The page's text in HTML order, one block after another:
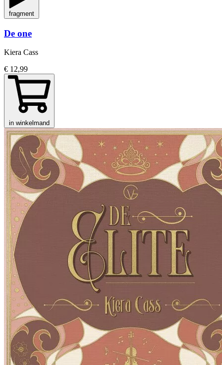
fragment
De one
Kiera Cass
€ 12,99
in winkelmand